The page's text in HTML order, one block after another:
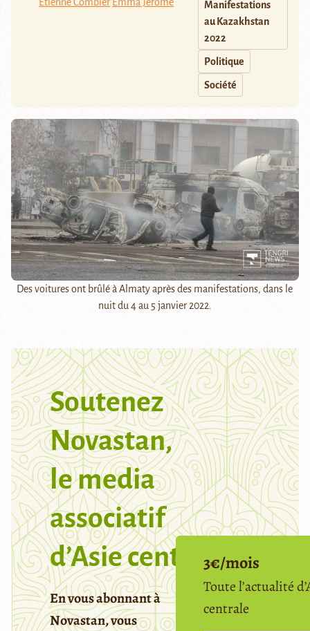
Manifestations
au Kazakhstan
2022
Politique
Société
Des voitures ont brûlé à Almaty après des manifestations, dans le
nuit du 4 au 5 janvier 2022.
Soutenez
Novastan,
le media
associatif
d’Asie centrale
En vous abonnant à
Novastan, vous
3€/mois
Toute l’actualité
centrale